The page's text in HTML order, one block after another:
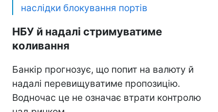
наслідки блокування портів
НБУ й надалі стримуватиме
коливання
Банкір прогнозує, що попит на валюту й
надалі перевищуватиме пропозицію.
Водночас це не означає втрати контролю